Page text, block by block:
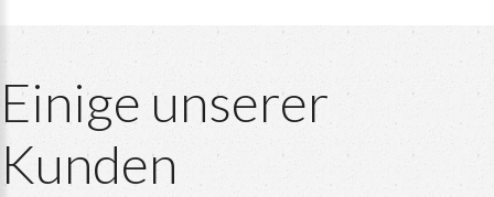
Einige unserer
Kunden